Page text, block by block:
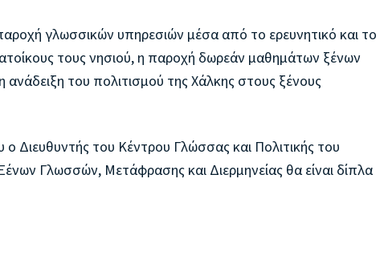
γλωσσικών υπηρεσιών μέσα από το ερευνητικό και το
τους νησιού, η παροχή δωρεάν μαθημάτων ξένων
του πολιτισμού της Χάλκης στους ξένους
Διευθυντής του Κέντρου Γλώσσας και Πολιτικής του
Γλωσσών, Μετάφρασης και Διερμηνείας θα είναι δίπλα